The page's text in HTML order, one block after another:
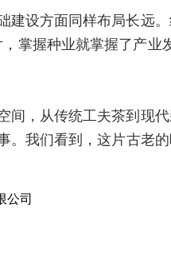
建设方面同样布局长远
掌握种业就掌握了产
间，从传统工夫茶到现
。我们看到，这片古老
公司